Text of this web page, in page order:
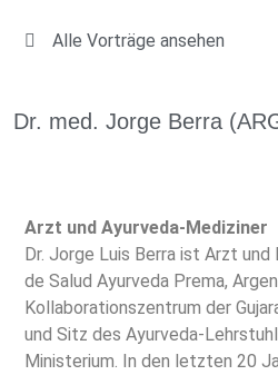
Alle Vorträge ansehen
Dr. med. Jorge Berra
Arzt und Ayurveda-Mediziner
Dr. Jorge Luis Berra ist Arzt
de Salud Ayurveda Prema,
Kollaborationszentrum der
und Sitz des Ayurveda-
Ministerium. In den letzten 20